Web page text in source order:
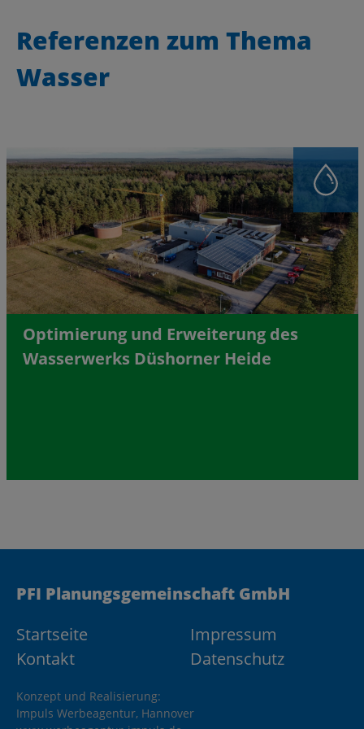
Referenzen zum Thema
Wasser
Optimierung und Erweiterung des
Wasserwerks Düshorner Heide
PFI Planungsgemeinschaft GmbH
Startseite
Kontakt
Impressum
Datenschutz
Konzept und Realisierung:
Impuls Werbeagentur, Hannover